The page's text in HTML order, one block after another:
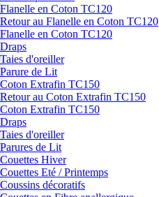
Flanelle en Coton TC120
Retour au Flanelle en Coton TC120
Flanelle en Coton TC120
Draps
Taies d'oreiller
Parure de Lit
Coton Extrafin TC150
Retour au Coton Extrafin TC150
Coton Extrafin TC150
Draps
Taies d'oreiller
Parures de Lit
Couettes Hiver
Couettes Eté / Printemps
Coussins décoratifs